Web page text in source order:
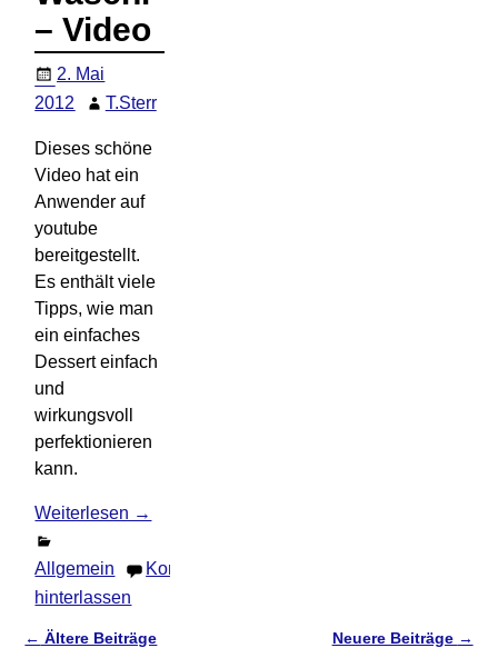
– Video
2. Mai
2012
T.Sterr
Dieses schöne
Video hat ein
Anwender auf
youtube
bereitgestellt.
Es enthält viele
Tipps, wie man
ein einfaches
Dessert einfach
und
wirkungsvoll
perfektionieren
kann.
Weiterlesen →
Allgemein
Kommentar
hinterlassen
← Ältere Beiträge Neuere Beiträge →